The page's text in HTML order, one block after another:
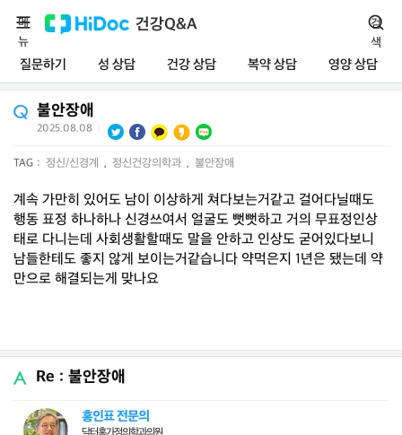
건강Q&A
질문하기 성 상담 건강 상담 복약 상담 영양 상담
메
뉴
검
색
불안장애
2025.08.08
TAG : 정신/신경계 , 정신건강의학과 , 불안장애
계속 가만히 있어도 남이 이상하게 쳐다보는거같고 걸어다닐때도
행동 표정 하나하나 신경쓰여서 얼굴도 뻣뻣하고 거의 무표정인상
태로 다니는데 사회생활할때도 말을 안하고 인상도 굳어있다보니
남들한테도 좋지 않게 보이는거같습니다 약먹은지 1년은 됐는데 약
만으로 해결되는게 맞나요
Re : 불안장애
홍인표 전문의